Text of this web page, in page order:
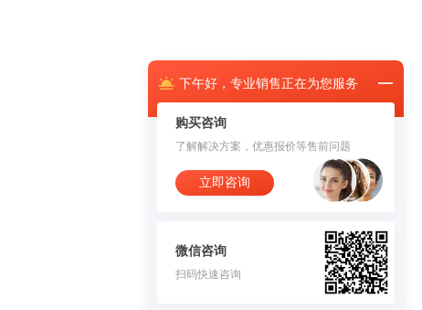
下午好， 专业销售正在为您服务
购买咨询
了解解决方案，优惠报价等售前问题
立即咨询
微信咨询
扫码快速咨询